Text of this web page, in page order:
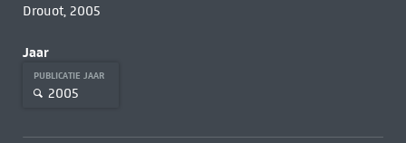
Drouot, 2005
Jaar
PUBLICATIE JAAR
2005